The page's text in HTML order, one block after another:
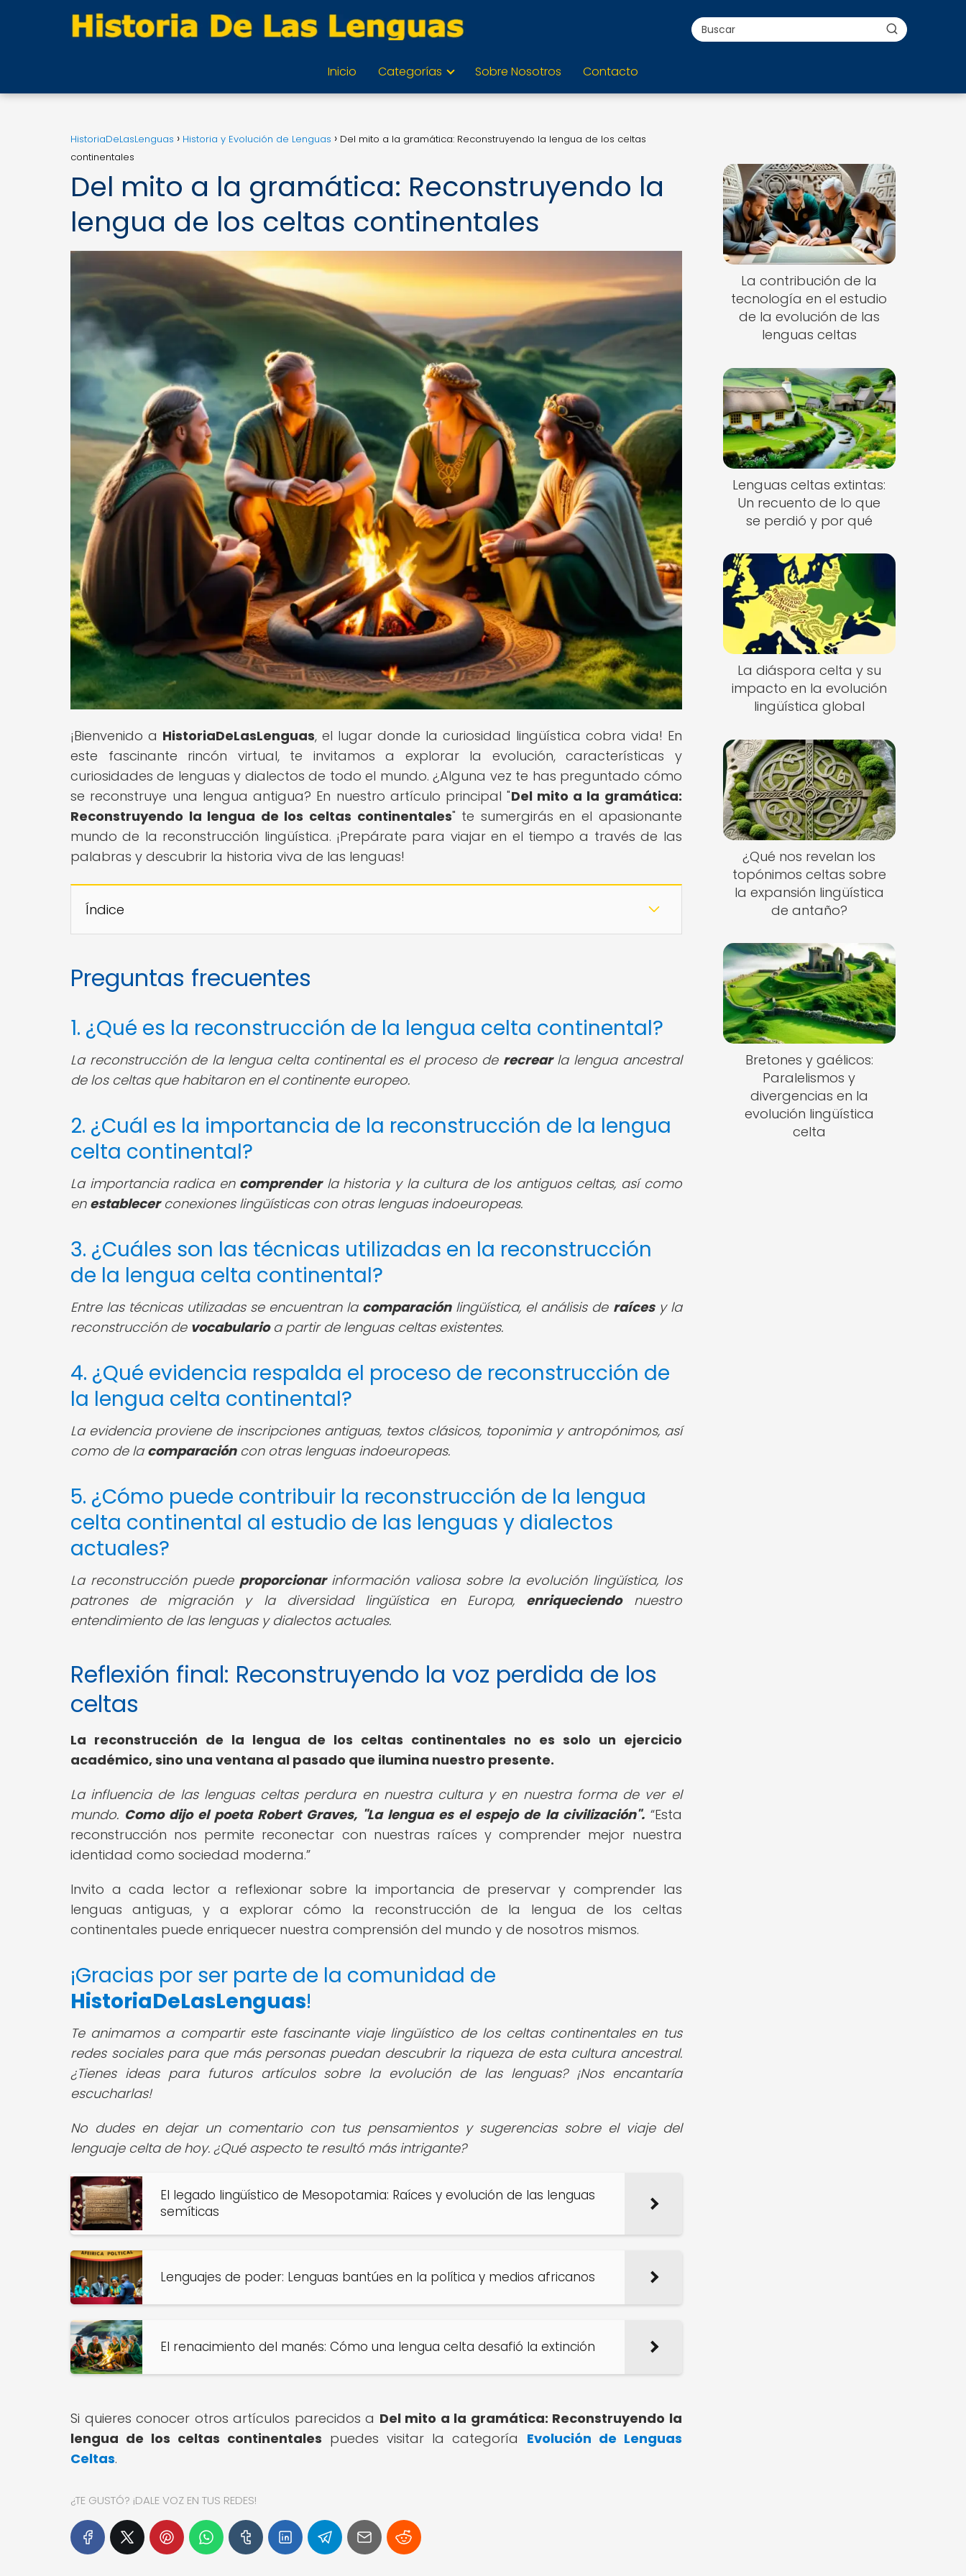
Inicio Categorías Sobre Nosotros Contacto
HistoriaDeLasLenguas Historia y Evolución de Lenguas
Del mito a la gramática: Reconstruyendo la lengua de los celtas
continentales
Del mito a la gramática: Reconstruyendo la
lengua de los celtas continentales
¡Bienvenido a HistoriaDeLasLenguas, el lugar donde la curiosidad lingüística cobra vida! En
este fascinante rincón virtual, te invitamos a explorar la evolución, características y
curiosidades de lenguas y dialectos de todo el mundo. ¿Alguna vez te has preguntado cómo
se reconstruye una lengua antigua? En nuestro artículo principal "Del mito a la gramática:
Reconstruyendo la lengua de los celtas continentales" te sumergirás en el apasionante
mundo de la reconstrucción lingüística. ¡Prepárate para viajar en el tiempo a través de las
palabras y descubrir la historia viva de las lenguas!
Índice
Preguntas frecuentes
1. ¿Qué es la reconstrucción de la lengua celta continental?
La reconstrucción de la lengua celta continental es el proceso de recrearla lengua ancestral
de los celtas que habitaron en el continente europeo.
2. ¿Cuál es la importancia de la reconstrucción de la lengua
celta continental?
La importancia radica en comprenderla historia y la cultura de los antiguos celtas, así como
en establecerconexiones lingüísticas con otras lenguas indoeuropeas.
3. ¿Cuáles son las técnicas utilizadas en la reconstrucción
de la lengua celta continental?
Entre las técnicas utilizadas se encuentran la comparaciónlingüística, el análisis de raícesy la
reconstrucción de vocabularioa partir de lenguas celtas existentes.
4. ¿Qué evidencia respalda el proceso de reconstrucción de
la lengua celta continental?
La evidencia proviene de inscripciones antiguas, textos clásicos, toponimia y antropónimos, así
como de la comparacióncon otras lenguas indoeuropeas.
5. ¿Cómo puede contribuir la reconstrucción de la lengua
celta continental al estudio de las lenguas y dialectos
actuales?
La reconstrucción puede proporcionarinformación valiosa sobre la evolución lingüística, los
patrones de migración y la diversidad lingüística en Europa, enriqueciendonuestro
entendimiento de las lenguas y dialectos actuales.
Reflexión final: Reconstruyendo la voz perdida de los
celtas
La reconstrucción de la lengua de los celtas continentales no es solo un ejercicio
académico, sino una ventana al pasado que ilumina nuestro presente.
La influencia de las lenguas celtas perdura en nuestra cultura y en nuestra forma de ver el
mundo. Como dijo el poeta Robert Graves, "La lengua es el espejo de la civilización". Esta
reconstrucción nos permite reconectar con nuestras raíces y comprender mejor nuestra
identidad como sociedad moderna.
Invito a cada lector a reflexionar sobre la importancia de preservar y comprender las
lenguas antiguas, y a explorar cómo la reconstrucción de la lengua de los celtas
continentales puede enriquecer nuestra comprensión del mundo y de nosotros mismos.
¡Gracias por ser parte de la comunidad de
HistoriaDeLasLenguas!
Te animamos a compartir este fascinante viaje lingüístico de los celtas continentales en tus
redes sociales para que más personas puedan descubrir la riqueza de esta cultura ancestral.
¿Tienes ideas para futuros artículos sobre la evolución de las lenguas? ¡Nos encantaría
escucharlas!
No dudes en dejar un comentario con tus pensamientos y sugerencias sobre el viaje del
lenguaje celta de hoy. ¿Qué aspecto te resultó más intrigante?
El legado lingüístico de Mesopotamia: Raíces y evolución de las lenguas
semíticas
Lenguajes de poder: Lenguas bantúes en la política y medios africanos
El renacimiento del manés: Cómo una lengua celta desafió la extinción
Si quieres conocer otros artículos parecidos a Del mito a la gramática: Reconstruyendo la
lengua de los celtas continentales puedes visitar la categoría Evolución de Lenguas
Celtas.
¿TE GUSTÓ? ¡DALE VOZ EN TUS REDES!
La contribución de la
tecnología en el estudio
de la evolución de las
lenguas celtas
Lenguas celtas extintas:
Un recuento de lo que
se perdió y por qué
La diáspora celta y su
impacto en la evolución
lingüística global
¿Qué nos revelan los
topónimos celtas sobre
la expansión lingüística
de antaño?
Bretones y gaélicos:
Paralelismos y
divergencias en la
evolución lingüística
celta